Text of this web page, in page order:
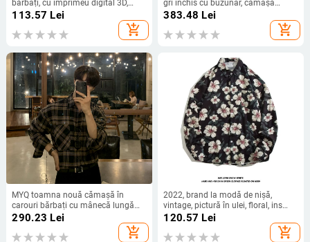
bărbați, cu imprimeu digital 3D,
casual, cu rever de culoare solidă,
transfrontalier
113.57 Lei
add_shopping_cart
gri închis cu buzunar, cămașă
americană casual, cu mânecă
lungă, jachetă stivuită pentru
bărbați, toamnă
383.48 Lei
add_shopping_cart
MYQ toamna nouă cămașă în
carouri bărbați cu mânecă lungă
coreeană la modă cămașă lejeră
cămașă casual cămașă all-match
jachetă
290.23 Lei
add_shopping_cart
2022, brand la modă de nișă,
vintage, pictură în ulei, floral, ins
artistic, casual, lejer, cămașă cu
mânecă lungă, toamnă nouă
120.57 Lei
add_shopping_cart